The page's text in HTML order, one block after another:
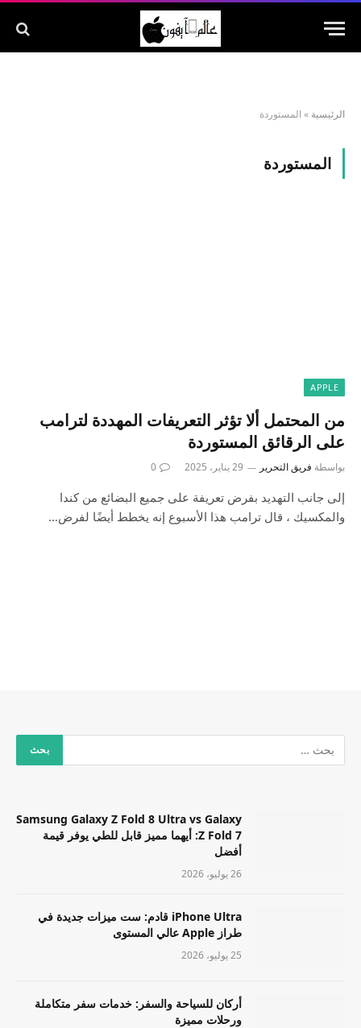
الرئيسية » المستوردة
المستوردة
APPLE
من المحتمل ألا تؤثر التعريفات المهددة لترامب
على الرقائق المستوردة
بواسطة فريق التحرير 29 يناير، 2025 0
إلى جانب التهديد بفرض تعريفة على جميع البضائع من كندا
والمكسيك ، قال ترامب هذا الأسبوع إنه يخطط أيضًا لفرض…
Samsung Galaxy Z Fold 8 Ultra vs Galaxy
Z Fold 7: أيهما مميز قابل للطي يوفر قيمة
أفضل
26 يوليو، 2026
iPhone Ultra قادم: ست ميزات جديدة في
طراز Apple عالي المستوى
25 يوليو، 2026
أركان للسياحة والسفر: خدمات سفر متكاملة
ورحلات مميزة